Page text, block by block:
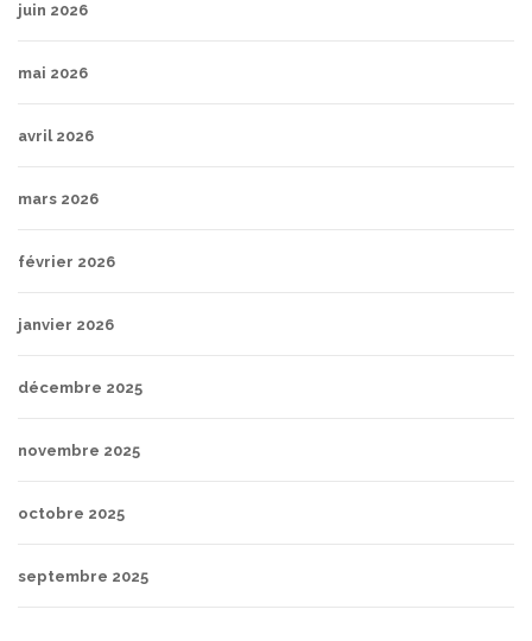
juin 2026
mai 2026
avril 2026
mars 2026
février 2026
janvier 2026
décembre 2025
novembre 2025
octobre 2025
septembre 2025